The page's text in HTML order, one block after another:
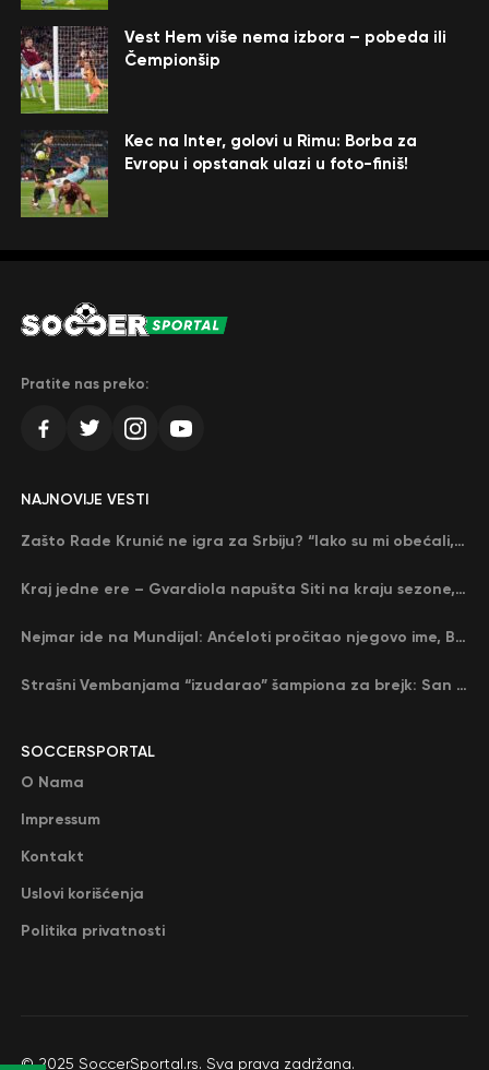
Vest Hem više nema izbora – pobeda ili
Čempionšip
Kec na Inter, golovi u Rimu: Borba za
Evropu i opstanak ulazi u foto-finiš!
Pratite nas preko:
SOCCERSPORTAL
O Nama
Impressum
Kontakt
Uslovi korišćenja
Politika privatnosti
NAJNOVIJE VESTI
Zašto Rade Krunić ne igra za Srbiju? “Iako su mi obećali, niko me nije zvao…”
Kraj jedne ere – Gvardiola napušta Siti na kraju sezone, menja ga njegov nekadašnji rival
Nejmar ide na Mundijal: Anćeloti pročitao njegovo ime, Brazil u delirijumu (VIDEO)
Strašni Vembanjama “izudarao” šampiona za brejk: San Antonio poveo protiv Oklahome
© 2025 SoccerSportal.rs. Sva prava zadržana.